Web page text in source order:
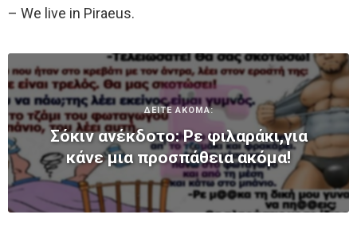
– We live in Piraeus.
ΔΕΙΤΕ ΑΚΟΜΑ:
Σόκιν ανέκδοτο: Ρε φιλαράκι,για
κάνε μια προσπάθεια ακόμα!